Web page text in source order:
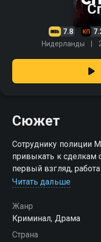
7.8
Нидерланды
Сюжет
Сотруднику полиции
привыкать к сделкам
первый взгляд,
большие деньги у
Праага полицейский
бизнес. Когда мафиози
Оудкерк вынужден
Читать дальше
Жанр
Криминал, Драма
Страна